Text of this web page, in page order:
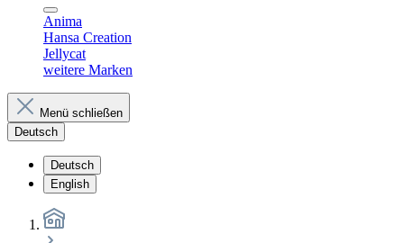
Anima
Hansa Creation
Jellycat
weitere Marken
Menü schließen
Deutsch
Deutsch
English